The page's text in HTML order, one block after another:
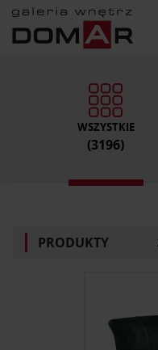
WSZYSTKIE
(3196)
PRODUKTY